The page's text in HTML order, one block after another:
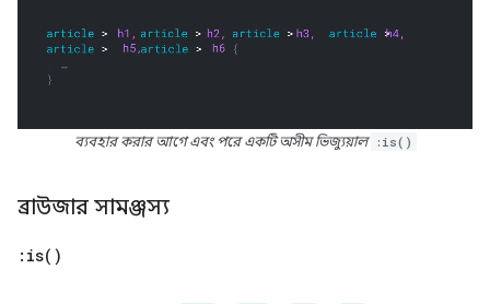
ব্যবহার করার আগে এবং পরে একটি অসীম ভিজ্যুয়াল :is()
ব্রাউজার সামঞ্জস্য
: is( )